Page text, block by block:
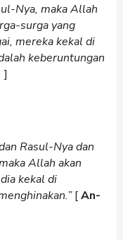
Nya, maka Allah
surga yang
mereka kekal di
keberuntungan
]
Rasul-Nya dan
Allah akan
kekal di
[An-